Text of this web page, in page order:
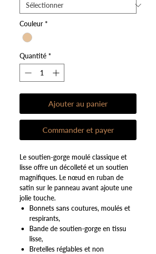
Couleur *
Quantité *
Ajouter au panier
Commander et payer
Le soutien-gorge moulé classique et
lisse offre un décolleté et un soutien
magnifiques. Le nœud en ruban de
satin sur le panneau avant ajoute une
jolie touche.
Bonnets sans coutures, moulés et
respirants,
Bande de soutien-gorge en tissu
lisse,
Bretelles réglables et non